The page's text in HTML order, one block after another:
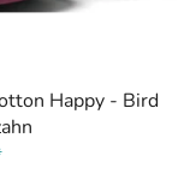
Happy - Bird